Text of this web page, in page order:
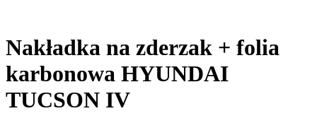
Nakładka na zderzak + folia
karbonowa HYUNDAI
TUCSON IV